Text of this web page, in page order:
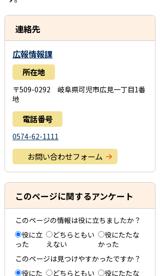
連絡先
広報情報課
所在地
〒509-0292 岐阜県可児市広見一丁目1番
地
電話番号
0574-62-1111
お問い合わせフォーム
このページに関するアンケート
このページの情報は役に立ちましたか？
役に立
った
どちらともい
えない
役にたたな
かった
このページは見つけやすかったですか？
役にた
どちらともい
役にたたな